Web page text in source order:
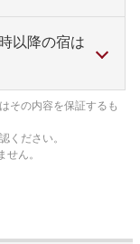
以降の宿は
うろう）
ペロ
その内容を保証するも
ください。
ん。